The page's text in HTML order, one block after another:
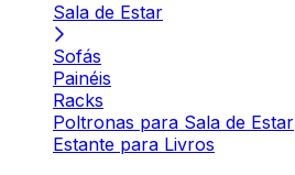
Sala de Estar
Sofás
Painéis
Racks
Poltronas para Sala de Estar
Estante para Livros